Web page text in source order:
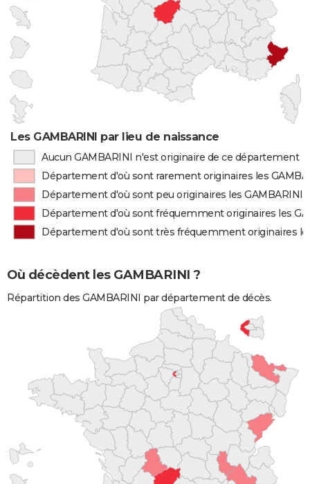
Les GAMBARINI par lieu de naissance
Aucun GAMBARINI n'est originaire de ce département
Département d'où sont rarement originaires les
Département d'où sont peu originaires les GAMBARINI
Département d'où sont fréquemment originaires les
Département d'où sont très fréquemment originaires
Où décèdent les GAMBARINI ?
Répartition des GAMBARINI par département de décès.